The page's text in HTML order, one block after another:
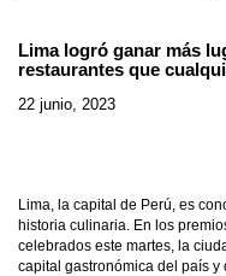
Lima logró ganar más
restaurantes que
22 junio, 2023
Lima, la capital de Perú, es
historia culinaria. En los
celebrados este martes, la
capital gastronómica del país